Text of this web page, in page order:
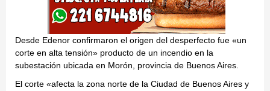
Desde Edenor confirmaron el origen del desperfecto fue «un
corte en alta tensión» producto de un incendio en la
subestación ubicada en Morón, provincia de Buenos Aires.
El corte «afecta la zona norte de la Ciudad de Buenos Aires y